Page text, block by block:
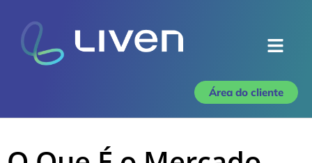
Área do cliente